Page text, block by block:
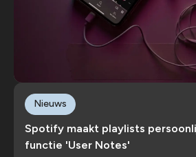
Spotify maakt playlists
functie 'User Notes'
Nieuws